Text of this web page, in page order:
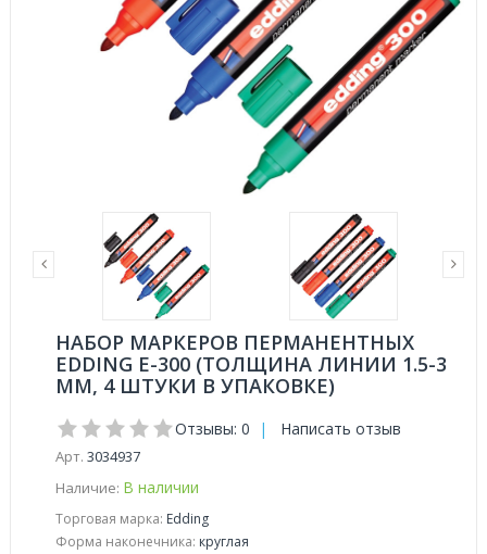
НАБОР МАРКЕРОВ ПЕРМАНЕНТНЫХ
EDDING E-300 (ТОЛЩИНА ЛИНИИ 1.5-3
ММ, 4 ШТУКИ В УПАКОВКЕ)
Отзывы: 0 | Написать отзыв
Арт. 3034937
Наличие: В наличии
Торговая марка: Edding
Форма наконечника: круглая